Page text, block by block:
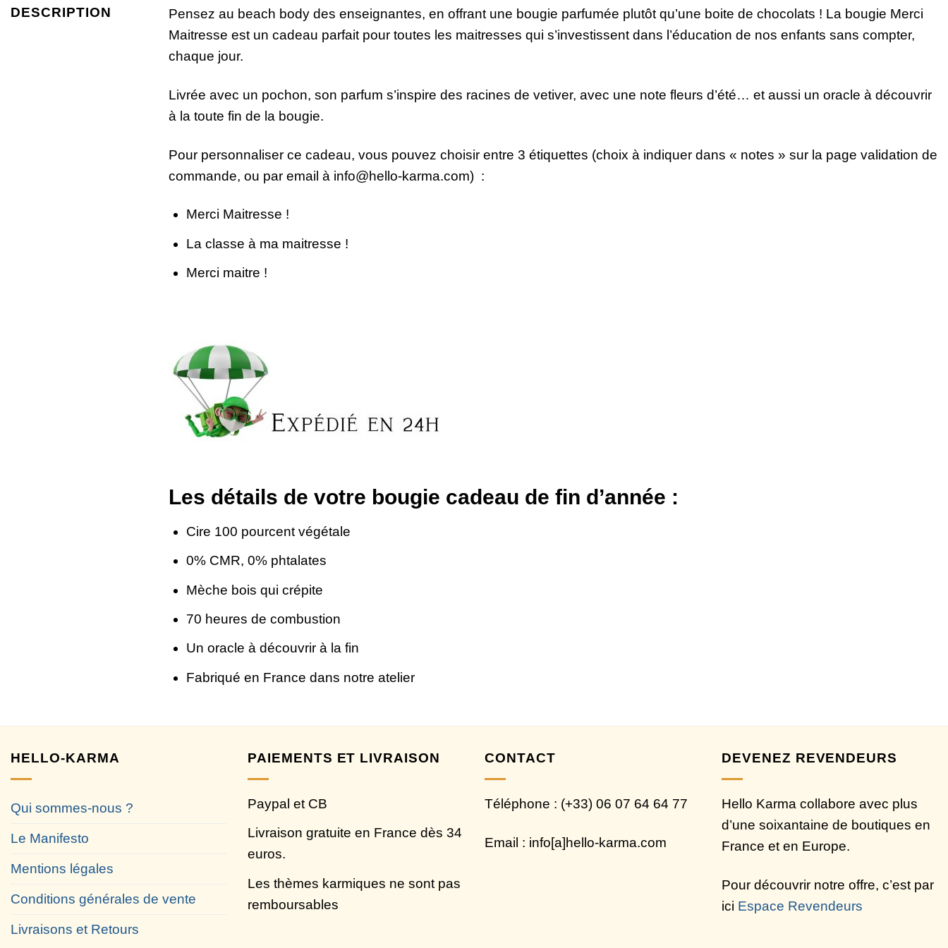
DESCRIPTION
Pensez au beach body des enseignantes, en offrant une bougie parfumée plutôt qu’une boite de chocolats ! La bougie Merci
Maitresse est un cadeau parfait pour toutes les maitresses qui s’investissent dans l’éducation de nos enfants sans compter,
chaque jour.
Livrée avec un pochon, son parfum s’inspire des racines de vetiver, avec une note fleurs d’été… et aussi un oracle à découvrir
à la toute fin de la bougie.
Pour personnaliser ce cadeau, vous pouvez choisir entre 3 étiquettes (choix à indiquer dans « notes » sur la page validation de
commande, ou par email à info@hello-karma.com) :
Merci Maitresse !
La classe à ma maitresse !
Merci maitre !
Les détails de votre bougie cadeau de fin d’année :
Cire 100 pourcent végétale
0% CMR, 0% phtalates
Mèche bois qui crépite
70 heures de combustion
Un oracle à découvrir à la fin
Fabriqué en France dans notre atelier
HELLO-KARMA
Qui sommes-nous ?
Le Manifesto
Mentions légales
Conditions générales de vente
Livraisons et Retours
PAIEMENTS ET LIVRAISON
Paypal et CB
Livraison gratuite en France dès 34
euros.
Les thèmes karmiques ne sont pas
remboursables
CONTACT
Téléphone : (+33) 06 07 64 64 77
Email : info[a]hello-karma.com
DEVENEZ REVENDEURS
Hello Karma collabore avec plus
d’une soixantaine de boutiques en
France et en Europe.
Pour découvrir notre offre, c’est par
ici Espace Revendeurs